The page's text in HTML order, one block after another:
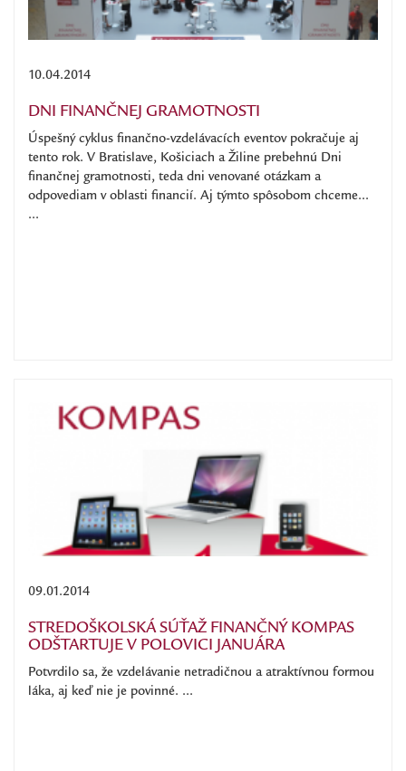
10.04.2014
DNI FINANČNEJ GRAMOTNOSTI
Úspešný cyklus finančno-vzdelávacích eventov pokračuje aj
tento rok. V Bratislave, Košiciach a Žiline prebehnú Dni
finančnej gramotnosti, teda dni venované otázkam a
odpovediam v oblasti financií. Aj týmto spôsobom chceme...
...
09.01.2014
STREDOŠKOLSKÁ SÚŤAŽ FINANČNÝ KOMPAS
ODŠTARTUJE V POLOVICI JANUÁRA
Potvrdilo sa, že vzdelávanie netradičnou a atraktívnou formou
láka, aj keď nie je povinné. ...